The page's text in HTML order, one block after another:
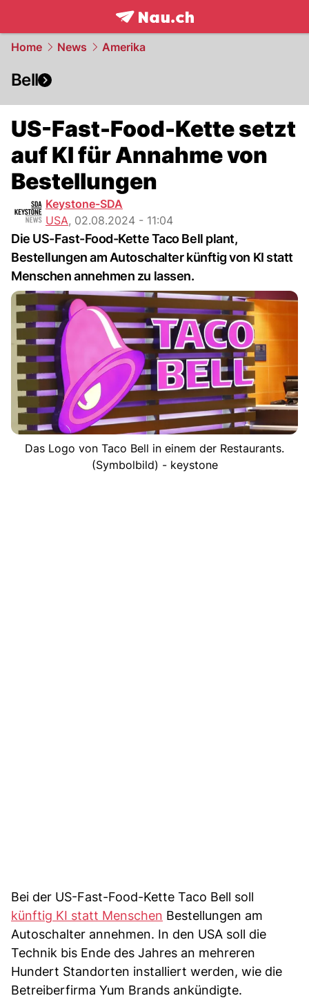
frontpage.NAU.ch
Home News Amerika
Bell
US-Fast-Food-Kette setzt
auf KI für Annahme von
Bestellungen
Keystone-SDA
USA, 02.08.2024 - 11:04
Die US-Fast-Food-Kette Taco Bell plant,
Bestellungen am Autoschalter künftig von KI statt
Menschen annehmen zu lassen.
Das Logo von Taco Bell in einem der Restaurants.
(Symbolbild) - keystone
Bei der US-Fast-Food-Kette Taco Bell soll
künftig KI statt Menschen Bestellungen am
Autoschalter annehmen. In den USA soll die
Technik bis Ende des Jahres an mehreren
Hundert Standorten installiert werden, wie die
Betreiberfirma Yum Brands ankündigte.